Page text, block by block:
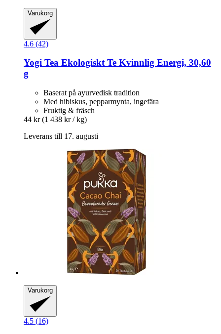
Varukorg
4.6 (42)
Yogi Tea Ekologiskt Te Kvinnlig Energi, 30,60
g
Baserat på ayurvedisk tradition
Med hibiskus, pepparmynta, ingefära
Fruktig & fräsch
44 kr (1 438 kr / kg)
Leverans till 17. augusti
Varukorg
4.5 (16)